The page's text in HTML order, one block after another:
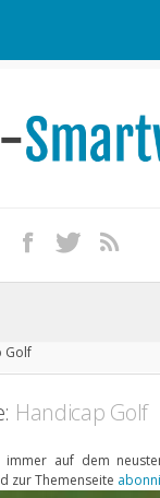
im Test
Golf
Handicap Golf
immer auf dem
zur Themenseite